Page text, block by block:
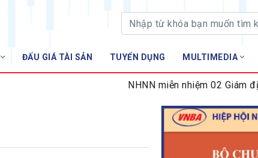
ĐẤU GIÁ TÀI SẢN TUYỂN DỤNG MULTIMEDIA
Tập huấn
NHNN miễn nhiệm 02 Giám